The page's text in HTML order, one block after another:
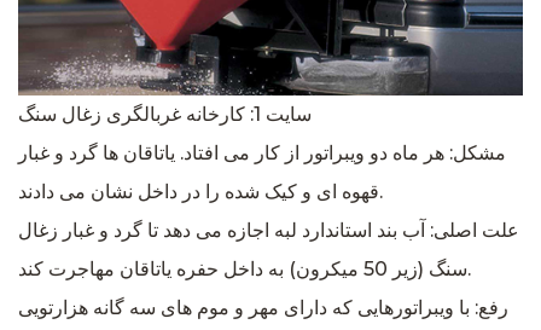
سایت 1: کارخانه غربالگری زغال سنگ
مشکل: هر ماه دو ویبراتور از کار می افتاد. یاتاقان ها گرد و غبار
قهوه ای و کیک شده را در داخل نشان می دادند.
علت اصلی: آب بند استاندارد لبه اجازه می دهد تا گرد و غبار زغال
سنگ (زیر 50 میکرون) به داخل حفره یاتاقان مهاجرت کند.
رفع: با ویبراتورهایی که دارای مهر و موم های سه گانه هزارتویی